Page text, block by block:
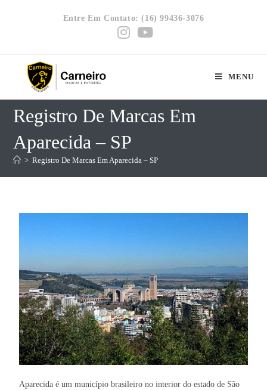
Entre Em Contato: (16) 99436-3076
MENU
Registro De Marcas Em
Aparecida – SP
> Registro De Marcas Em Aparecida – SP
Aparecida é um município brasileiro no interior do estado de São